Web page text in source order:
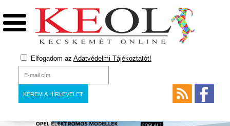
Elfogadom az Adatvédelmi Tájékoztatót!